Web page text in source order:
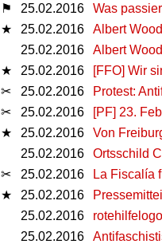
⚑ 25.02.2016
Was
★ 25.02.2016
Albert
25.02.2016
Albert
★ 25.02.2016
[FFO] Wir
✂ 25.02.2016
Protest:
✂ 25.02.2016
[PF] 23.
★ 25.02.2016
Von
25.02.2016
Ortsschild
✂ 25.02.2016
La Fiscalía
★ 25.02.2016
25.02.2016
rotehilfelogo
25.02.2016